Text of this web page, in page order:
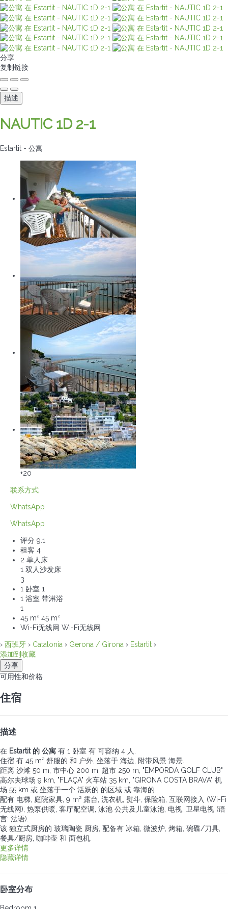
分享
复制链接
描述
NAUTIC 1D 2-1
Estartit - 公寓
+20
联系方式
WhatsApp
WhatsApp
评分 9.1
租客 4
2 单人床
1 双人沙发床
3
1 卧室 1
1 浴室 带淋浴
1
45 m² 45 m²
Wi-Fi无线网 Wi-Fi无线网
› 西班牙 › Catalonia › Gerona / Girona › Estartit ›
添加到收藏
分享
可用性和价格
住宿
描述
在 Estartit 的 公寓 有 1 卧室 有 可容纳 4 人.
住宿 有 45 m² 舒服的 和 户外, 坐落于 海边, 附带风景 海景.
距离 沙滩 50 m, 市中心 200 m, 超市 250 m, "EMPORDA GOLF CLUB"
高尔夫球场 9 km, "FLAÇA" 火车站 35 km, "GIRONA COSTA BRAVA" 机
场 55 km 或 坐落于一个 活跃的 的区域 或 靠海的.
配有 电梯, 庭院家具, 9 m² 露台, 洗衣机, 熨斗, 保险箱, 互联网接入 (Wi-Fi
无线网), 热泵供暖, 客厅配空调, 泳池 公共及儿童泳池, 电视, 卫星电视 (语
言: 法语).
该 独立式厨房的 玻璃陶瓷 厨房, 配备有 冰箱, 微波炉, 烤箱, 碗碟/刀具,
餐具/厨房, 咖啡壶 和 面包机.
更多详情
隐藏详情
卧室分布